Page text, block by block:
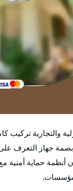
والتجارية تركيب
جهاز التعرف
حماية أمنية